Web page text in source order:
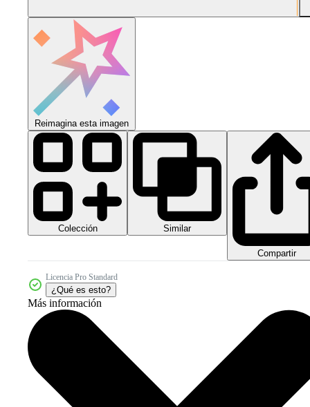
Reimagina esta imagen
Colección Similar
Compartir
Licencia Pro Standard
¿Qué es esto?
Más información